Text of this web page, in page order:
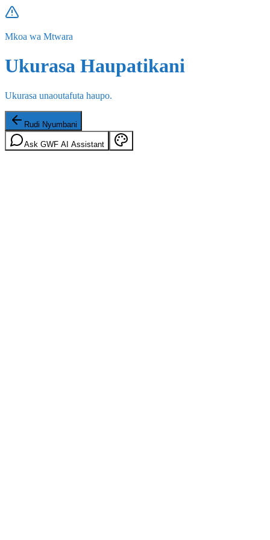
Mkoa wa Mtwara
Ukurasa Haupatikani
Ukurasa unaoutafuta haupo.
Rudi Nyumbani
Ask GWF AI Assistant